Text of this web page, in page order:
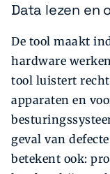
Data lezen en
De tool maakt
hardware
tool luistert
apparaten en
geval van
betekent ook: